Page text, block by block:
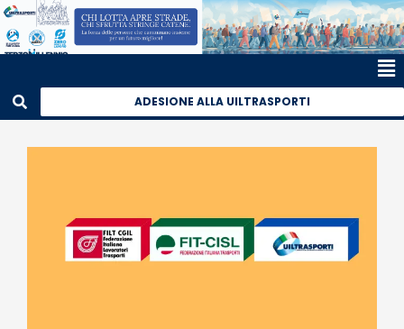
ADESIONE ALLA UILTRASPORTI